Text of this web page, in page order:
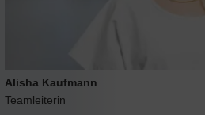
Alisha Kaufmann
Teamleiterin